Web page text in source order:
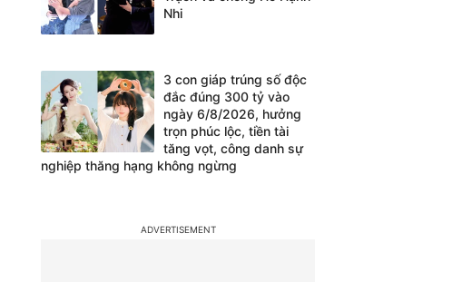
Nhi
3 con giáp trúng số độc
đắc đúng 300 tỷ vào
ngày 6/8/2026, hưởng
trọn phúc lộc, tiền tài
tăng vọt, công danh sự
nghiệp thăng hạng không ngừng